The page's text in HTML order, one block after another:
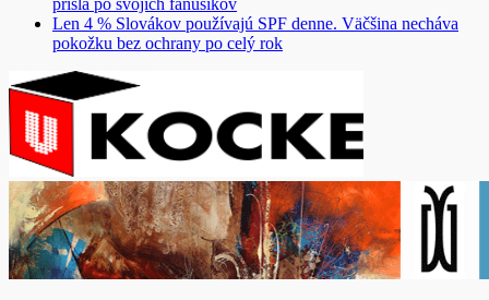
prišla po svojich fanúšikov
Len 4 % Slovákov používajú SPF denne. Väčšina necháva
pokožku bez ochrany po celý rok